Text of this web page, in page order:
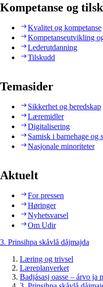
Kompetanse og
Kvalitet og kompetanse
Kompetanseutvikling
Lederutdanning
Tilskudd
Temasider
Sikkerhet og beredskap
Læremidler
Digitalisering
Samisk i barnehage og
Nasjonale minoriteter
Aktuelt
For pressen
Høringer
Nyhetsvarsel
Om Udir
3. Prinsihpa skåvlå dåjmajda
Læring og trivsel
Læreplanverket
Badjásasj oasse – árvo ja